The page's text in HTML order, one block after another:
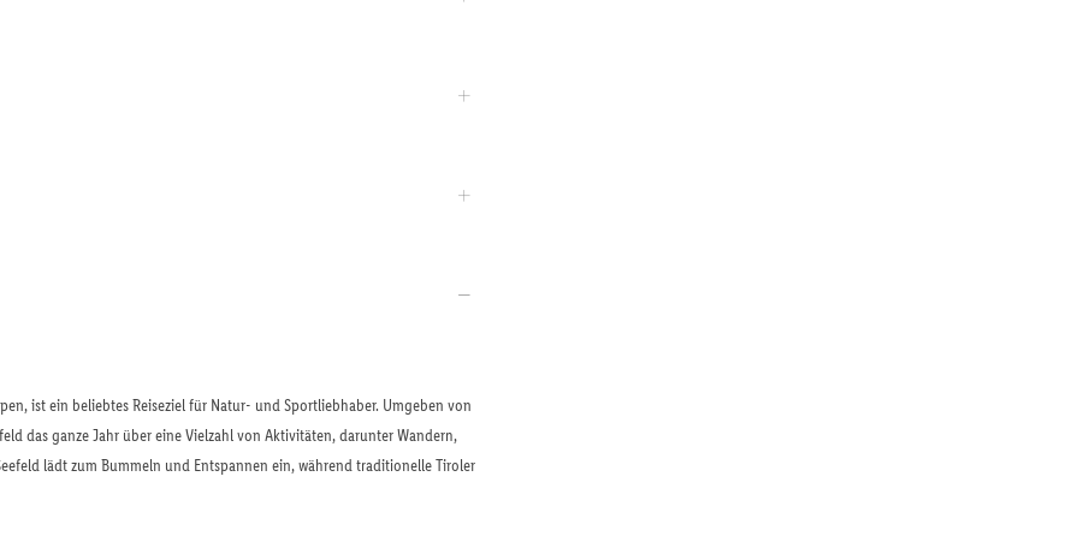
ist ein beliebtes Reiseziel für Natur- und Sportliebhaber. Umgeben von
das ganze Jahr über eine Vielzahl von Aktivitäten, darunter Wandern,
lädt zum Bummeln und Entspannen ein, während traditionelle Tiroler